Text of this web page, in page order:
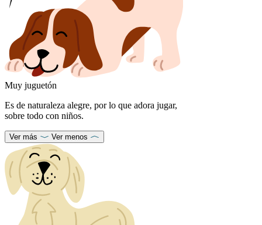
Muy juguetón
Es de naturaleza alegre, por lo que adora jugar,
sobre todo con niños.
Ver más Ver menos